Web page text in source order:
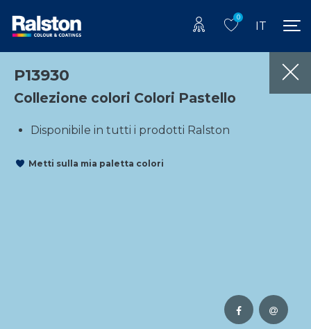
0
IT
P13930
Collezione colori Colori Pastello
Disponibile in tutti i prodotti Ralston
Metti sulla mia paletta colori